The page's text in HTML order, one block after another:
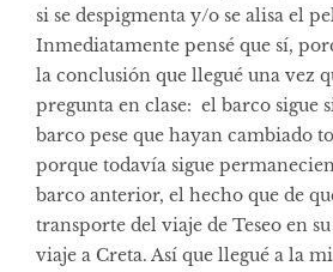
si se despigmenta y/o se alisa el
Inmediatamente pensé que sí,
la conclusión que llegué una vez
pregunta en clase: el barco sigue
barco pese que hayan cambiado
porque todavía sigue
barco anterior, el hecho que de
transporte del viaje de Teseo en
viaje a Creta. Así que llegué a la